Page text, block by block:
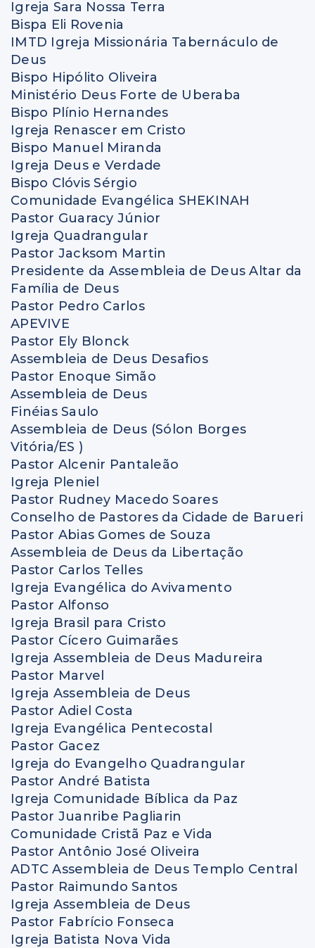
Igreja Sara Nossa Terra
Bispa Eli Rovenia
IMTD Igreja Missionária Tabernáculo de
Deus
Bispo Hipólito Oliveira
Ministério Deus Forte de Uberaba
Bispo Plínio Hernandes
Igreja Renascer em Cristo
Bispo Manuel Miranda
Igreja Deus e Verdade
Bispo Clóvis Sérgio
Comunidade Evangélica SHEKINAH
Pastor Guaracy Júnior
Igreja Quadrangular
Pastor Jacksom Martin
Presidente da Assembleia de Deus Altar da
Família de Deus
Pastor Pedro Carlos
APEVIVE
Pastor Ely Blonck
Assembleia de Deus Desafios
Pastor Enoque Simão
Assembleia de Deus
Finéias Saulo
Assembleia de Deus (Sólon Borges
Vitória/ES )
Pastor Alcenir Pantaleão
Igreja Pleniel
Pastor Rudney Macedo Soares
Conselho de Pastores da Cidade de Barueri
Pastor Abias Gomes de Souza
Assembleia de Deus da Libertação
Pastor Carlos Telles
Igreja Evangélica do Avivamento
Pastor Alfonso
Igreja Brasil para Cristo
Pastor Cícero Guimarães
Igreja Assembleia de Deus Madureira
Pastor Marvel
Igreja Assembleia de Deus
Pastor Adiel Costa
Igreja Evangélica Pentecostal
Pastor Gacez
Igreja do Evangelho Quadrangular
Pastor André Batista
Igreja Comunidade Bíblica da Paz
Pastor Juanribe Pagliarin
Comunidade Cristã Paz e Vida
Pastor Antônio José Oliveira
ADTC Assembleia de Deus Templo Central
Pastor Raimundo Santos
Igreja Assembleia de Deus
Pastor Fabrício Fonseca
Igreja Batista Nova Vida